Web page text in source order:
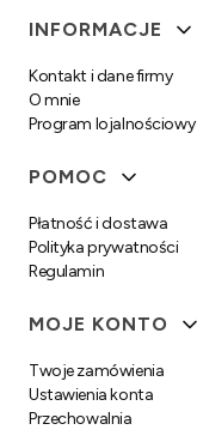
Linki w stopce
INFORMACJE
Kontakt i dane firmy
O mnie
Program lojalnościowy
POMOC
Płatność i dostawa
Polityka prywatności
Regulamin
MOJE KONTO
Twoje zamówienia
Ustawienia konta
Przechowalnia